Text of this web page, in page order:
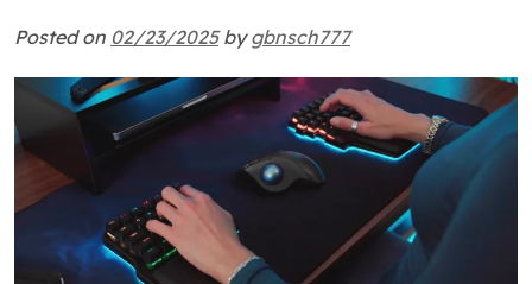
Posted on 02/23/2025bygbnsch777